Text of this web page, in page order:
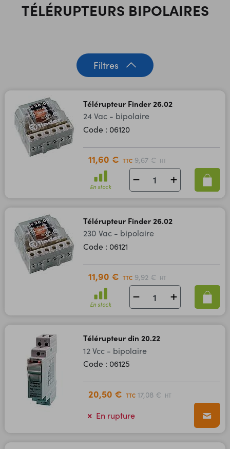
TÉLÉRUPTEURS BIPOLAIRES
Filtres
Télérupteur Finder 26.02
24 Vac - bipolaire
Code : 06120
11,60 € TTC 9,67 € HT
En stock
Télérupteur Finder 26.02
230 Vac - bipolaire
Code : 06121
11,90 € TTC 9,92 € HT
En stock
Télérupteur din 20.22
12 Vcc - bipolaire
Code : 06125
20,50 € TTC 17,08 € HT
En rupture